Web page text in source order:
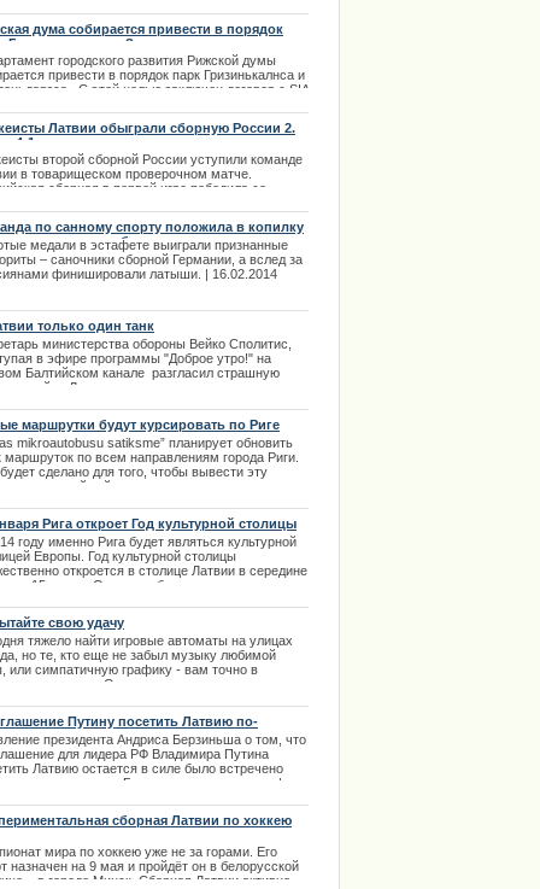
и нескольких других стран лидирует
дума собирается привести в порядок
Гризинькалнса и Зиедоньдарзса
городского развития Рижской думы
привести в порядок парк Гризинькалнса и
С этой целью заключен договор с SIA
вид пешеходных дорожек
Латвии обыграли сборную России 2.
- 4:1
второй сборной России уступили команде
в товарищеском проверочном матче.
сборная в первой игре победила со
Мартыньш Карсумс.
по санному спорту положила в копилку
еще одну серебряную медаль
медали в эстафете выиграли признанные
– саночники сборной Германии, а вслед за
финишировали латыши. | 16.02.2014
только один танк
министерства обороны Вейко Сполитис,
в эфире программы "Доброе утро!" на
Балтийском канале разгласил страшную
тайну Латвии.
тренировочный. | 06.02.2014
маршрутки будут курсировать по Риге
mikroautobusu satiksme” планирует обновить
маршруток по всем направлениям города Риги.
сделано для того, чтобы вывести эту
на достойный уровень, сделать поездки
Рига откроет Год культурной столицы
году именно Рига будет являться культурной
Европы. Год культурной столицы
откроется в столице Латвии в середине
– 15 числа. Открытие будет сопровождаться
свою удачу
тяжело найти игровые автоматы на улицах
но те, кто еще не забыл музыку любимой
или симпатичную графику - вам точно в
казино. Организаторы терпеливо и
Путину посетить Латвию по-
в силе
президента Андриса Берзиньша о том, что
для лидера РФ Владимира Путина
Латвию остается в силе было встречено
по странам Балтии очень негативно. |
сборная Латвии по хоккею
мира по хоккею уже не за горами. Его
назначен на 9 мая и пройдёт он в белорусской
– в городе Минск. Сборная Латвии активно